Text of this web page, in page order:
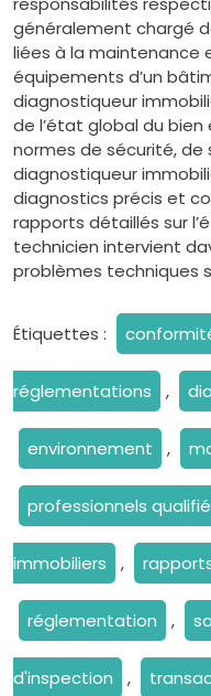
généralement chargé
liées à la maintenance
équipements d’un
diagnostiqueur
de l’état global du
normes de sécurité, de
diagnostiqueur
diagnostics précis et
rapports détaillés sur
technicien intervient
problèmes techniques
Étiquettes :
réglementations ,
environnement ,
professionnels
immobiliers ,
réglementation ,
d'inspection ,